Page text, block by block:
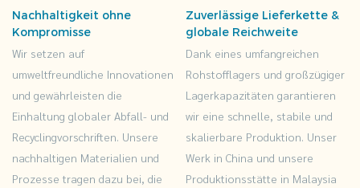
16oz Kraft
Pommes Frites
Boxen, Einweg-
Frites, weiße
Papierbox
Nachhaltigkeit ohne
Kompromisse
Wir setzen auf
umweltfreundliche Innovationen
und gewährleisten die
Einhaltung globaler Abfall- und
Recyclingvorschriften. Unsere
nachhaltigen Materialien und
Prozesse tragen dazu bei, die
Zuverlässige Lieferkette &
globale Reichweite
Dank eines umfangreichen
Rohstofflagers und großzügiger
Lagerkapazitäten garantieren
wir eine schnelle, stabile und
skalierbare Produktion. Unser
Werk in China und unsere
Produktionsstätte in Malaysia